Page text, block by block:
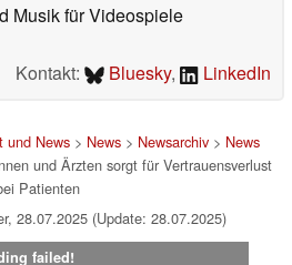
Musik für Videospiele
Kontakt:
Bluesky, LinkedIn
und News> News> Newsarchiv> News
und Ärzten sorgt für Vertrauensverlust
Patienten
28.07.2025 (Update: 28.07.2025)
failed!